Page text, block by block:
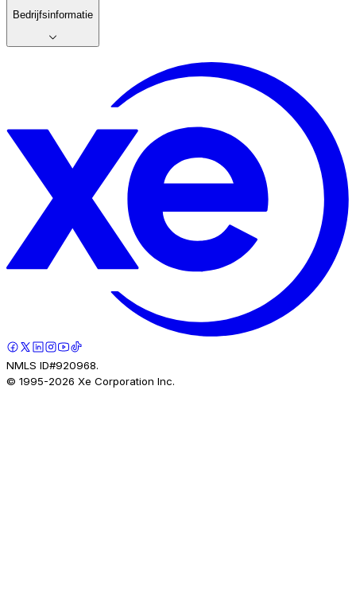
Bedrijfsinformatie
NMLS ID#920968.
© 1995-2026 Xe Corporation Inc.